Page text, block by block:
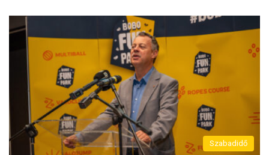
Szabadidő